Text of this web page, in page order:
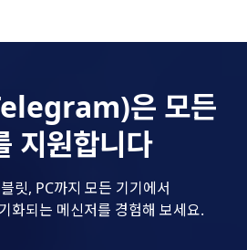
은 모든
지원합니다
릿, PC까지 모든 기기에서
화되는 메신저를 경험해 보세요.